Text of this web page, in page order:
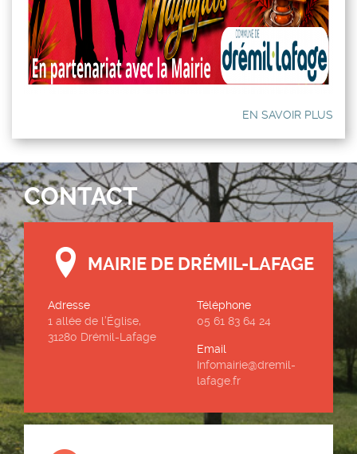
EN SAVOIR PLUS
CONTACT
MAIRIE DE DRÉMIL-LAFAGE
Adresse
1 allée de l’Église,
31280 Drémil-Lafage
Téléphone
05 61 83 64 24
Email
Infomairie@dremil-
lafage.fr